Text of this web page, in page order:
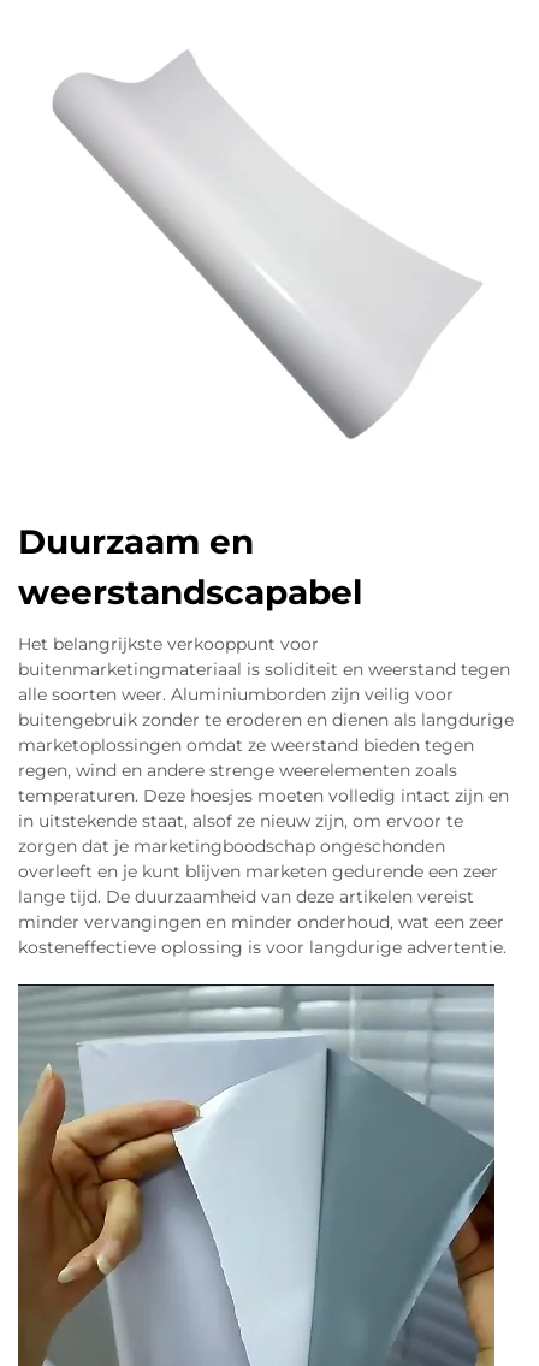
Duurzaam en
weerstandscapabel
Het belangrijkste verkooppunt voor
buitenmarketingmateriaal is soliditeit en weerstand tegen
alle soorten weer. Aluminiumborden zijn veilig voor
buitengebruik zonder te eroderen en dienen als langdurige
marketoplossingen omdat ze weerstand bieden tegen
regen, wind en andere strenge weerelementen zoals
temperaturen. Deze hoesjes moeten volledig intact zijn en
in uitstekende staat, alsof ze nieuw zijn, om ervoor te
zorgen dat je marketingboodschap ongeschonden
overleeft en je kunt blijven marketen gedurende een zeer
lange tijd. De duurzaamheid van deze artikelen vereist
minder vervangingen en minder onderhoud, wat een zeer
kosteneffectieve oplossing is voor langdurige advertentie.